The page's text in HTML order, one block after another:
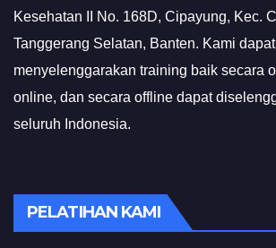
Kesehatan II No. 168D, Cipayung, Kec.
Tanggerang Selatan, Banten. Kami dapat
menyelenggarakan training baik secara
online, dan secara offline dapat
seluruh Indonesia.
PELATIHAN KAMI